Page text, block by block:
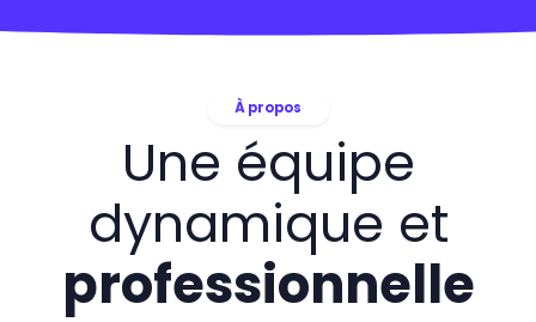
ENGLISH
ESPAGNOL
FRANÇAIS
DEUTSCH
À propos
Une équipe
dynamique et
professionnelle